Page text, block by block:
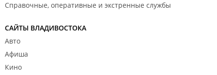
Справочные, оперативные и экстренные службы
САЙТЫ ВЛАДИВОСТОКА
Авто
Афиша
Кино